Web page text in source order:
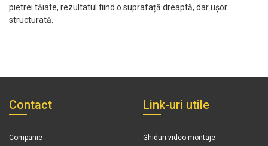
pietrei tăiate, rezultatul fiind o suprafață dreaptă, dar ușor
structurată.
Contact
Companie
Link-uri utile
Ghiduri video montaje